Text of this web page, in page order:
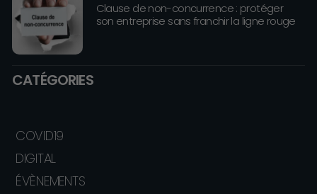
Clause de non-concurrence : protéger
son entreprise sans franchir la ligne rouge
CATÉGORIES
COVID19
DIGITAL
ÉVÈNEMENTS